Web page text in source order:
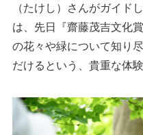
（たけし）さんがガイド
は、先日『齋藤茂吉文化
の花々や緑について知り
だけるという、貴重な体